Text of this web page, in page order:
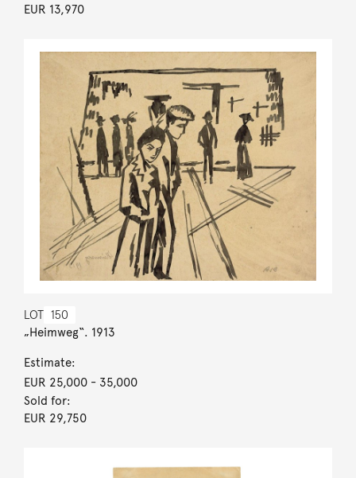
EUR 13,970
LOT 150
„Heimweg“. 1913
Estimate:
EUR 25,000- 35,000
Sold for:
EUR 29,750